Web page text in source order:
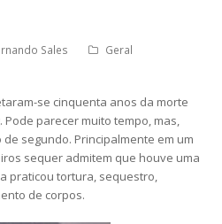
Sales
Geral
se cinquenta anos da morte
parecer muito tempo, mas,
segundo. Principalmente em um
sequer admitem que houve uma
praticou tortura, sequestro,
de corpos.